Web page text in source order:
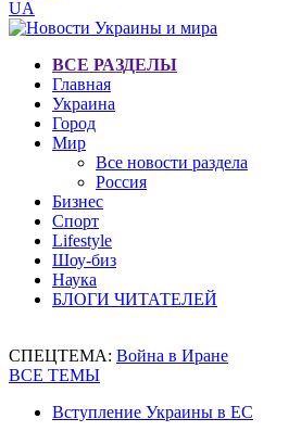
UA
ВСЕ РАЗДЕЛЫ
Главная
Украина
Город
Мир
Все новости раздела
Россия
Бизнес
Спорт
Lifestyle
Шоу-биз
Наука
БЛОГИ ЧИТАТЕЛЕЙ
СПЕЦТЕМА: Война в Иране
ВСЕ ТЕМЫ
Вступление Украины в ЕС